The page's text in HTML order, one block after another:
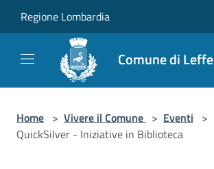
Regione Lombardia
Comune di Leffe
Home > Vivere il Comune > Eventi >
QuickSilver - Iniziative in Biblioteca